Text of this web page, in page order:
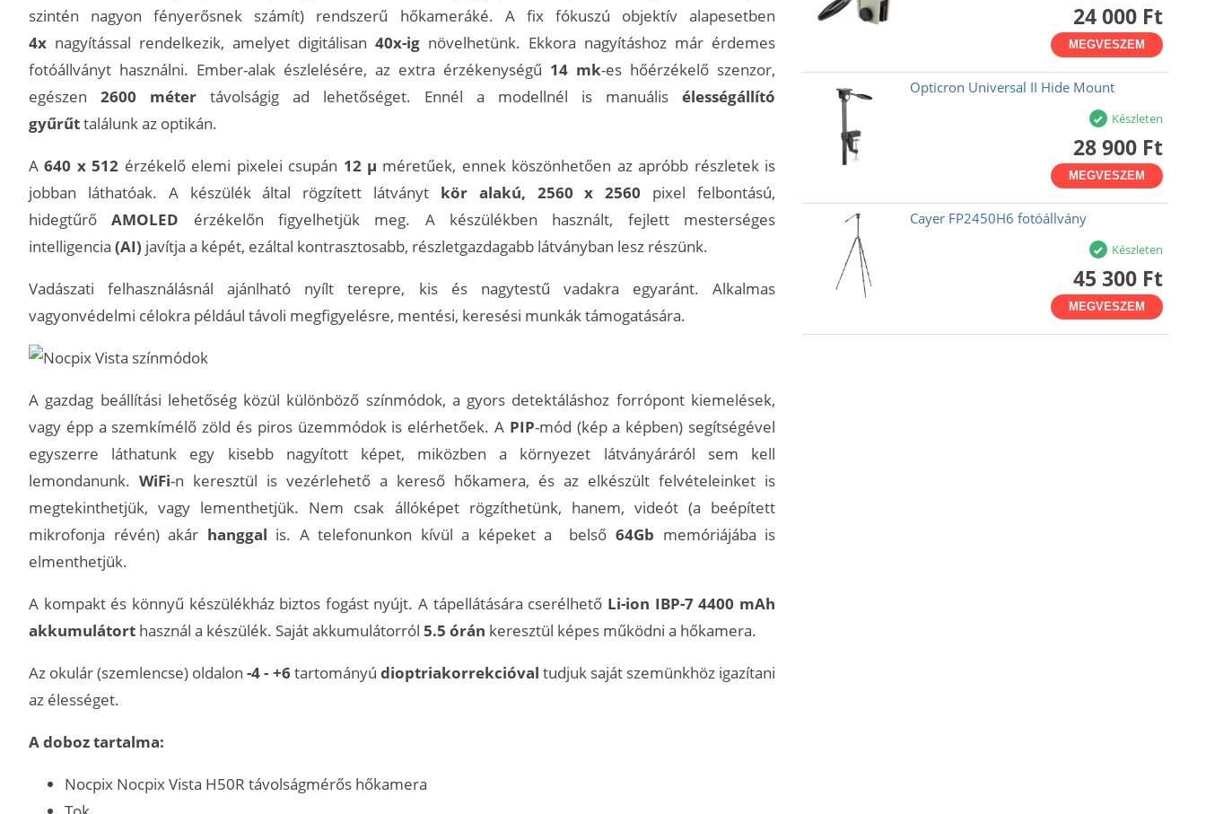
szintén nagyon fényerősnek számít) rendszerű hőkameráké. A fix fókuszú objektív alapesetben
4x nagyítással rendelkezik, amelyet digitálisan 40x-ig növelhetünk. Ekkora nagyításhoz már érdemes
fotóállványt használni. Ember-alak észlelésére, az extra érzékenységű 14 mk-es hőérzékelő szenzor,
egészen 2600 méter távolságig ad lehetőséget. Ennél a modellnél is manuális élességállító
gyűrűttalálunk az optikán.
A640 x 512 érzékelő elemi pixelei csupán 12 µ méretűek, ennek köszönhetően az apróbb részletek is
jobban láthatóak. A készülék által rögzített látványt kör alakú, 2560 x 2560 pixel felbontású,
hidegtűrőAMOLED érzékelőn figyelhetjük meg. A készülékben használt, fejlett mesterséges
intelligencia (AI) javítja a képét, ezáltal kontrasztosabb, részletgazdagabb látványban lesz részünk.
Vadászati felhasználásnál ajánlható nyílt terepre, kis és nagytestű vadakra egyaránt. Alkalmas
vagyonvédelmi célokra például távoli megfigyelésre, mentési, keresési munkák támogatására.
A gazdag beállítási lehetőség közül különböző színmódok, a gyors detektáláshoz forrópont kiemelések,
vagy épp a szemkímélő zöld és piros üzemmódok is elérhetőek. A PIP-mód (kép a képben) segítségével
egyszerre láthatunk egy kisebb nagyított képet, miközben a környezet látványáráról sem kell
lemondanunk. WiFi-n keresztül is vezérlehető a kereső hőkamera, és az elkészült felvételeinket is
megtekinthetjük, vagy lementhetjük. Nem csak állóképet rögzíthetünk, hanem, videót (a beépített
mikrofonja révén) akár hanggal is. A telefonunkon kívül a képeket a belső 64Gb memóriájába is
elmenthetjük.
A kompakt és könnyű készülékház biztos fogást nyújt. A tápellátására cserélhető Li-ion IBP-7 4400 mAh
akkumulátort használ a készülék. Saját akkumulátorról 5.5 órán keresztül képes működni a hőkamera.
Az okulár (szemlencse) oldalon -4 - +6 tartományú dioptriakorrekcióval tudjuk saját szemünkhöz igazítani
az élességet.
A doboz tartalma:
Nocpix Nocpix Vista H50R távolságmérős hőkamera
24 000 Ft
MEGVESZEM
Opticron Universal II Hide Mount
Készleten
28 900 Ft
MEGVESZEM
Cayer FP2450H6 fotóállvány
Készleten
45 300 Ft
MEGVESZEM